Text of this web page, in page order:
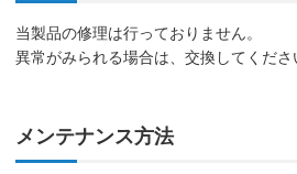
当製品の修理は行っておりません。
異常がみられる場合は、交換してくださ
メンテナンス方法